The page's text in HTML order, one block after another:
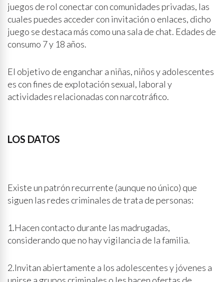
juegos de rol conectar con comunidades privadas, las
cuales puedes acceder con invitación o enlaces, dicho
juego se destaca más como una sala de chat. Edades de
consumo 7 y 18 años.
El objetivo de enganchar a niñas, niños y adolescentes
es con fines de explotación sexual, laboral y
actividades relacionadas con narcotráfico.
LOS DATOS
Existe un patrón recurrente (aunque no único) que
siguen las redes criminales de trata de personas:
1.Hacen contacto durante las madrugadas,
considerando que no hay vigilancia de la familia.
2.Invitan abiertamente a los adolescentes y jóvenes a